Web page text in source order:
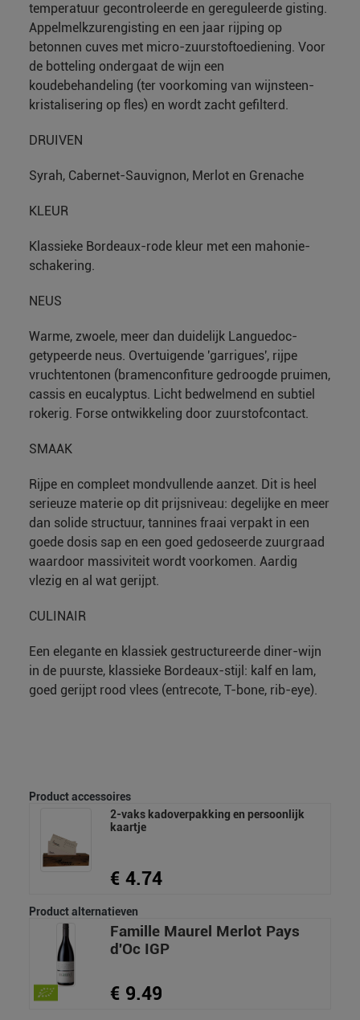
temperatuur gecontroleerde en gereguleerde gisting.
Appelmelkzurengisting en een jaar rijping op
betonnen cuves met micro-zuurstoftoediening. Voor
de botteling ondergaat de wijn een
koudebehandeling (ter voorkoming van wijnsteen-
kristalisering op fles) en wordt zacht gefilterd.
DRUIVEN
Syrah, Cabernet-Sauvignon, Merlot en Grenache
KLEUR
Klassieke Bordeaux-rode kleur met een mahonie-
schakering.
NEUS
Warme, zwoele, meer dan duidelijk Languedoc-
getypeerde neus. Overtuigende 'garrigues', rijpe
vruchtentonen (bramenconfiture gedroogde pruimen,
cassis en eucalyptus. Licht bedwelmend en subtiel
rokerig. Forse ontwikkeling door zuurstofcontact.
SMAAK
Rijpe en compleet mondvullende aanzet. Dit is heel
serieuze materie op dit prijsniveau: degelijke en meer
dan solide structuur, tannines fraai verpakt in een
goede dosis sap en een goed gedoseerde zuurgraad
waardoor massiviteit wordt voorkomen. Aardig
vlezig en al wat gerijpt.
CULINAIR
Een elegante en klassiek gestructureerde diner-wijn
in de puurste, klassieke Bordeaux-stijl: kalf en lam,
goed gerijpt rood vlees (entrecote, T-bone, rib-eye).
Product accessoires
2-vaks kadoverpakking en persoonlijk
kaartje
€ 4.74
Product alternatieven
Famille Maurel Merlot Pays
d'Oc IGP
€ 9.49